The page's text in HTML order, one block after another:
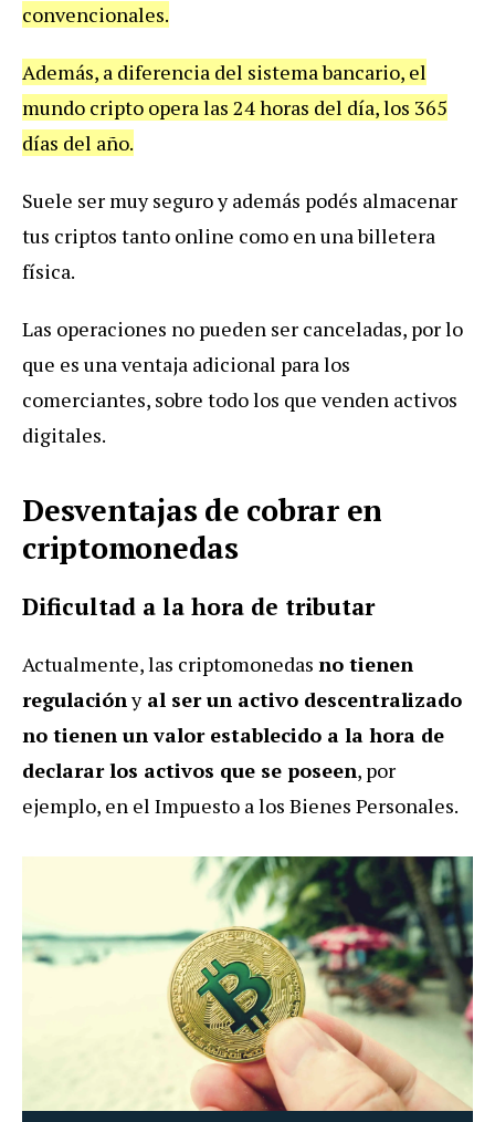
convencionales.
Además, a diferencia del sistema bancario, el
mundo cripto opera las 24 horas del día, los 365
días del año.
Suele ser muy seguro y además podés almacenar
tus criptos tanto online como en una billetera
física.
Las operaciones no pueden ser canceladas, por lo
que es una ventaja adicional para los
comerciantes, sobre todo los que venden activos
digitales.
Desventajas de cobrar en
criptomonedas
Dificultad a la hora de tributar
Actualmente, las criptomonedas no tienen
regulaciónyal ser un activo descentralizado
no tienen un valor establecido a la hora de
declarar los activos que se poseen, por
ejemplo, en el Impuesto a los Bienes Personales.